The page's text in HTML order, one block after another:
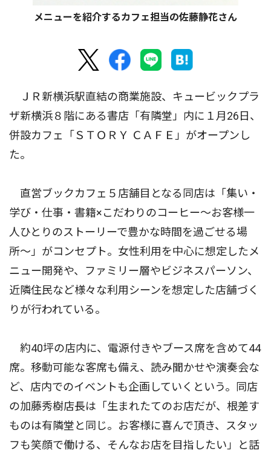
メニューを紹介するカフェ担当の佐藤静花さん
ＪＲ新横浜駅直結の商業施設、キュービックプラ
ザ新横浜８階にある書店「有隣堂」内に１月26日、
併設カフェ「ＳＴＯＲＹ ＣＡＦＥ」がオープンし
た。
直営ブックカフェ５店舗目となる同店は「集い・
学び・仕事・書籍×こだわりのコーヒー〜お客様一
人ひとりのストーリーで豊かな時間を過ごせる場
所〜」がコンセプト。女性利用を中心に想定したメ
ニュー開発や、ファミリー層やビジネスパーソン、
近隣住民など様々な利用シーンを想定した店舗づく
りが行われている。
約40坪の店内に、電源付きやブース席を含めて44
席。移動可能な客席も備え、読み聞かせや演奏会な
ど、店内でのイベントも企画していくという。同店
の加藤秀樹店長は「生まれたてのお店だが、根差す
ものは有隣堂と同じ。お客様に喜んで頂き、スタッ
フも笑顔で働ける、そんなお店を目指したい」と話